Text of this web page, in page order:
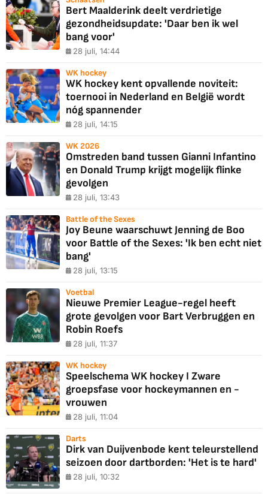
Bert Maalderink deelt verdrietige
gezondheidsupdate: 'Daar ben ik wel
bang voor'
28 juli, 14:44
WK hockey
WK hockey kent opvallende noviteit:
toernooi in Nederland en België wordt
nóg spannender
28 juli, 14:15
WK 2026
Omstreden band tussen Gianni Infantino
en Donald Trump krijgt mogelijk flinke
gevolgen
28 juli, 13:43
Battle of the Sexes
Joy Beune waarschuwt Jenning de Boo
voor Battle of the Sexes: 'Ik ben echt niet
bang'
28 juli, 13:15
Voetbal
Nieuwe Premier League-regel heeft
grote gevolgen voor Bart Verbruggen en
Robin Roefs
28 juli, 11:37
WK hockey
Speelschema WK hockey I Zware
groepsfase voor hockeymannen en -
vrouwen
28 juli, 11:04
Darts
Dirk van Duijvenbode kent teleurstellend
seizoen door dartborden: 'Het is te hard'
28 juli, 10:32